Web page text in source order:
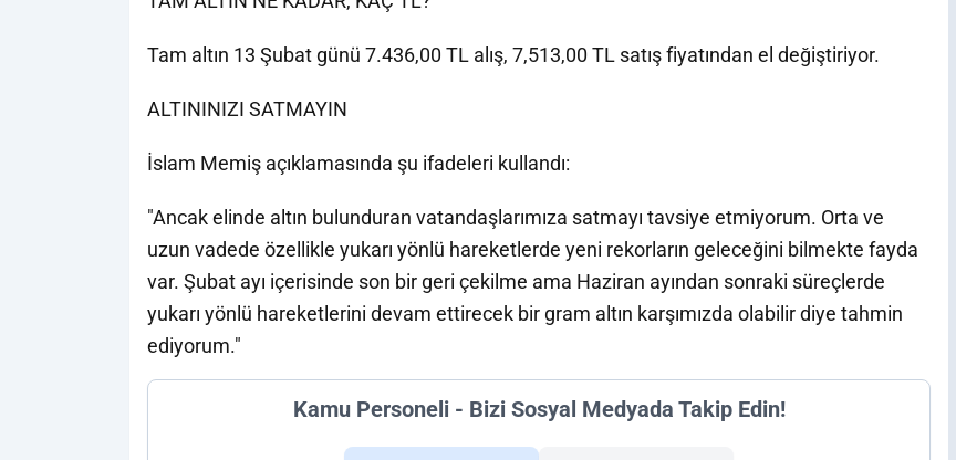
Tam altın 13 Şubat günü 7.436,00 TL alış, 7,513,00 TL satış fiyatından el değiştiriyor.
ALTININIZI SATMAYIN
İslam Memiş açıklamasında şu ifadeleri kullandı:
"Ancak elinde altın bulunduran vatandaşlarımıza satmayı tavsiye etmiyorum. Orta ve
uzun vadede özellikle yukarı yönlü hareketlerde yeni rekorların geleceğini bilmekte fayda
var. Şubat ayı içerisinde son bir geri çekilme ama Haziran ayından sonraki süreçlerde
yukarı yönlü hareketlerini devam ettirecek bir gram altın karşımızda olabilir diye tahmin
ediyorum."
Kamu Personeli - Bizi Sosyal Medyada Takip Edin!